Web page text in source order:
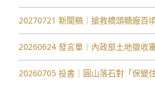
20270721 新聞稿｜搶救橋頭糖廠百
20260624 發言單｜內政部土地徵收
20260705 投書｜圓山落石對「保變